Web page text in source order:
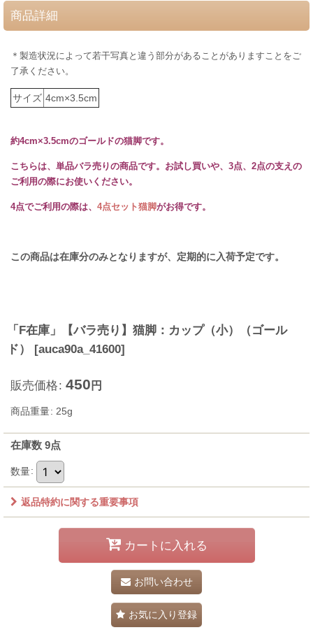
商品詳細
＊製造状況によって若干写真と違う部分があることがありますことをご
了承ください。
サイズ 4cm×3.5cm
約4cm×3.5cmのゴールドの猫脚です。
こちらは、単品バラ売りの商品です。お試し買いや、3点、2点の支えの
ご利用の際にお使いください。
4点でご利用の際は、 4点セット猫脚がお得です。
この商品は在庫分のみとなりますが、定期的に入荷予定です。
「F在庫」【バラ売り】猫脚：カップ（小）（ゴール
ド）
[auca90a_41600]
販売価格: 450 円
商品重量: 25g
在庫数 9点
数量:
返品特約に関する重要事項
カートに入れる
お問い合わせ
お気に入り登録